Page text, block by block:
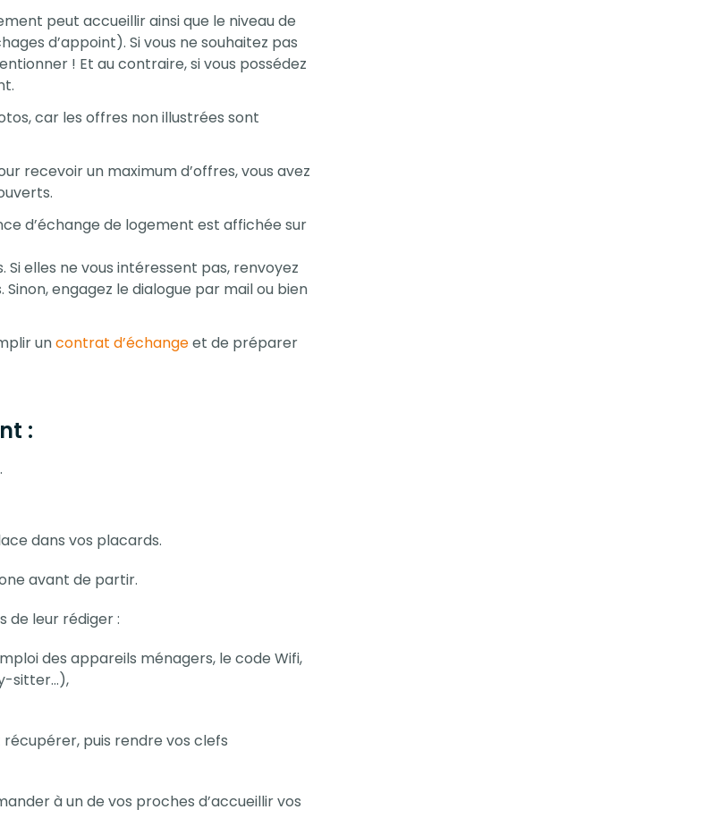
peut accueillir ainsi que le niveau de
d’appoint). Si vous ne souhaitez pas
! Et au contraire, si vous possédez
car les offres non illustrées sont
recevoir un maximum d’offres, vous avez
d’échange de logement est affichée sur
elles ne vous intéressent pas, renvoyez
engagez le dialogue par mail ou bien
uncontrat d’échangeet de préparer
:
dans vos placards.
avant de partir.
de leur rédiger :
des appareils ménagers, le code Wifi,
sitter…),
puis rendre vos clefs
à un de vos proches d’accueillir vos